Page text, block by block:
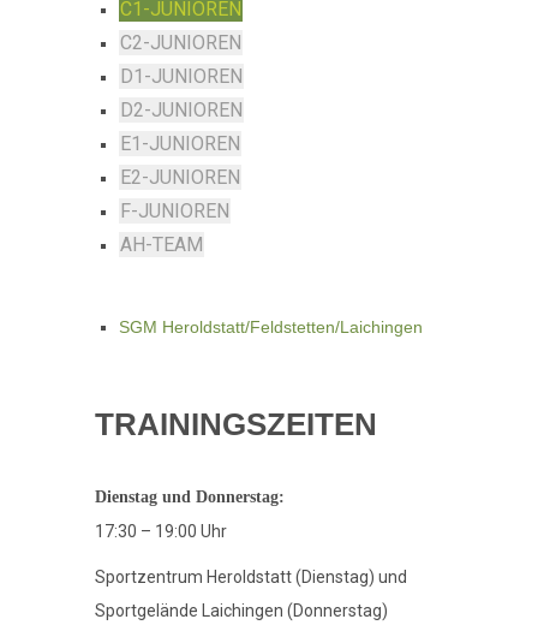
C1-JUNIOREN
C2-JUNIOREN
D1-JUNIOREN
D2-JUNIOREN
E1-JUNIOREN
E2-JUNIOREN
F-JUNIOREN
AH-TEAM
SGM Heroldstatt/Feldstetten/Laichingen
TRAININGSZEITEN
Dienstag und Donnerstag:
17:30 – 19:00 Uhr
Sportzentrum Heroldstatt (Dienstag) und
Sportgelände Laichingen (Donnerstag)